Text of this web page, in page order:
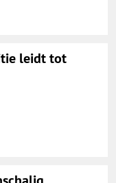
leidt tot